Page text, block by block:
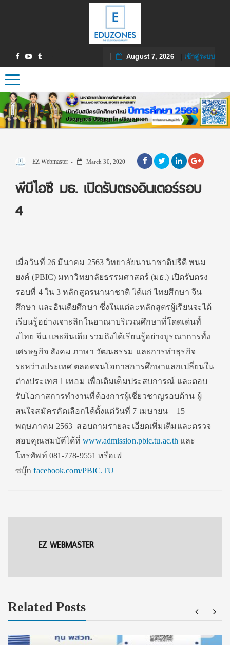
August 7, 2026| เข้าสู่ระบบ
Toggle navigation
EZ Webmaster March 30, 2020
พีบีไอซี มธ. เปิดรับตรงอินเตอร์รอบ
4
เมื่อวันที่ 26 มีนาคม 2563 วิทยาลัยนานาชาติปรีดี พนม
ยงค์(PBIC) มหาวิทยาลัยธรรมศาสตร์(มธ.) เปิดรับตรง
รอบที่ 4ใน 3 หลักสูตรนานาชาติ ได้แก่ ไทยศึกษา จีน
ศึกษา และอินเดียศึกษา ซึ่งในแต่ละหลักสูตรผู้เรียนจะได้
เรียนรู้อย่างเจาะลึกในอาณาบริเวณศึกษาที่โดดเด่นทั้
งไทย จีน และอินเดีย รวมถึงได้เรียนรู้อย่างบูรณาการทั้ง
เศรษฐกิจ สังคม ภาษา วัฒนธรรม และการทำธุรกิจ
ระหว่างประเทศ ตลอดจนโอกาสการศึกษาแลกเปลี่ยนใน
ต่างประเทศ 1 เทอม เพื่อเติมเต็มประสบการณ์ และตอบ
รับโอกาสการทำงานที่ต้องการผู้เชี่ยวชาญรอบด้าน ผู้
สนใจสมัครคัดเลือกได้ตั้งแต่วันที่ 7 เมษายน – 15
พฤษภาคม 2563 สอบถามรายละเอียดเพิ่มเติมและตรวจ
สอบคุณสมบัติได้ที่www.admission.pbic.tu.ac.th และ
โทรศัพท์ 081-778-9551 หรือเฟ
ซบุ๊กfacebook.com/PBIC.TU
EZ WEBMASTER
Related Posts